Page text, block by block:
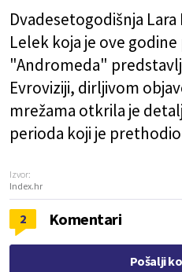
Dvadesetogodišnja
Lelek koja je ove
"Andromeda"
Evroviziji, dirljivom
mrežama otkrila je
perioda koji je
Izvor:
Index.hr
2 Komentari
Pošalji